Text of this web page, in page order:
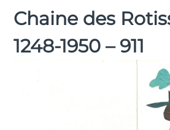
Chaine des
1248-1950 – 911